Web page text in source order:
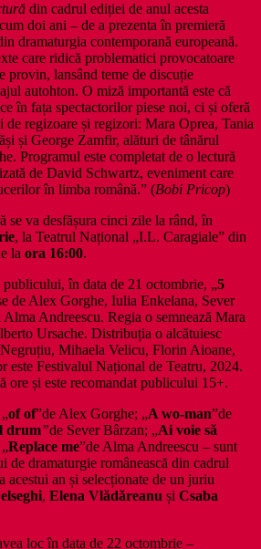
din cadrul ediției de anul acesta
doi ani – de a prezenta în premieră
dramaturgia contemporană europeană.
care ridică problematici provocatoare
provin, lansând teme de discuție
autohton. O miză importantă este că
în fața spectactorilor piese noi, ci și oferă
regizoare și regizori: Mara Oprea, Tania
și George Zamfir, alături de tânărul
Programul este completat de o lectură
de David Schwartz, eveniment care
în limba română.” (Bobi Pricop)
se va desfășura cinci zile la rând, în
, la Teatrul Național „I.L. Caragiale” din
la ora 16:00.
în data de 21 octombrie, „5
de Alex Gorghe, Iulia Enkelana, Sever
Andreescu. Regia o semnează Mara
Ursache. Distribuția o alcătuiesc
Mihaela Velicu, Florin Aioane,
este Festivalul Național de Teatru, 2024.
ore și este recomandat publicului 15+.
of of”de Alex Gorghe; „A wo-man”de
drum”de Sever Bârzan; „Ai voie să
Replace me”de Alma Andreescu – sunt
de dramaturgie românească din cadrul
an și selecționate de un juriu
, Elena Vlădăreanu și Csaba
loc în data de 22 octombrie –